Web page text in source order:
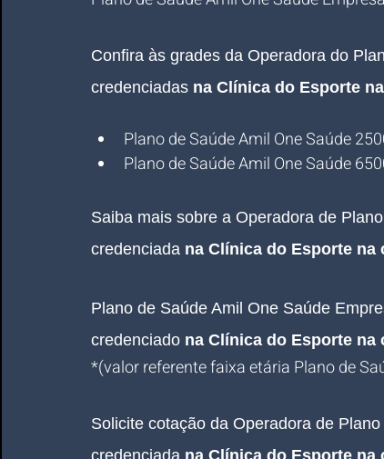
Confira às grades da Operadora do
credenciadas na Clínica do Esporte
Plano de Saúde Amil One Saúde
Plano de Saúde Amil One Saúde
Saiba mais sobre a Operadora de
credenciada na Clínica do Esporte na
Plano de Saúde Amil One Saúde
credenciado na Clínica do Esporte na
*(valor referente faixa etária Plano de
Solicite cotação da Operadora de
credenciada na Clínica do Esporte na